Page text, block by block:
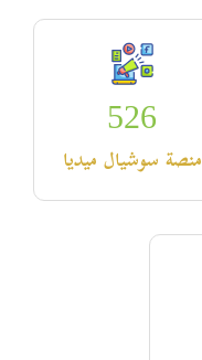
526
منصة سوشيال ميديا